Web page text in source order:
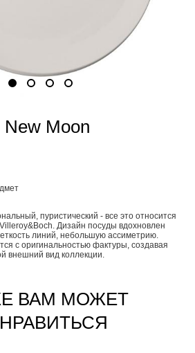
Moon
пуристический - все это относится
Дизайн посуды вдохновлен
линий, небольшую ассиметрию.
с оригинальностью фактуры, создавая
внешний вид коллекции.
ВАМ МОЖЕТ